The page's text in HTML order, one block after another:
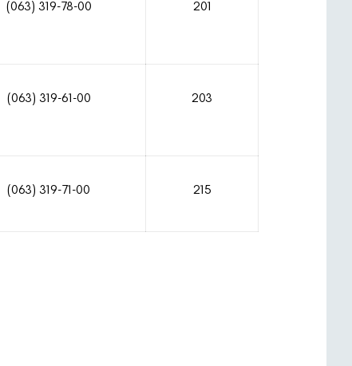
(063) 319-78-00 201
(063) 319-61-00 203
(063) 319-71-00 215